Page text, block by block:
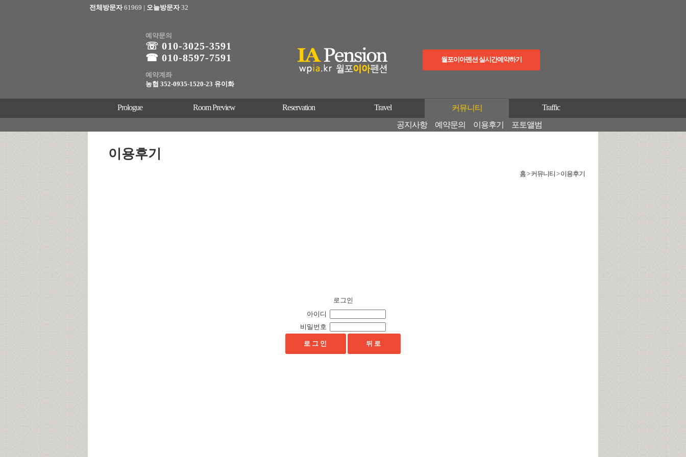
전체방문자61969 | 오늘방문자32
예약문의
☏ 010-3025-3591
☎ 010-8597-7591
예약계좌
농협 352-0935-1520-23 유이화
월포이아펜션 실시간예약하기
Prologue Room Preview Reservation Travel 커뮤니티 Traffic
공지사항 예약문의 이용후기 포토앨범
이용후기
홈 > 커뮤니티 > 이용후기
로그인
아이디
비밀번호